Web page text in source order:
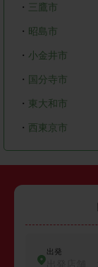
・ 三鷹市
・ 昭島市
・ 小金井市
・ 国分寺市
・ 東大和市
・ 西東京市
出発